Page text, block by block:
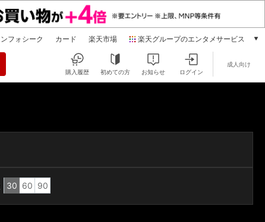
フォシーク カード 楽天市場 楽天グループのエンタメサービス
本/ゲーム/CD/DVD
動画配信
購入履歴 初めての方 お知らせ ログイン
成人向け
30 60 90